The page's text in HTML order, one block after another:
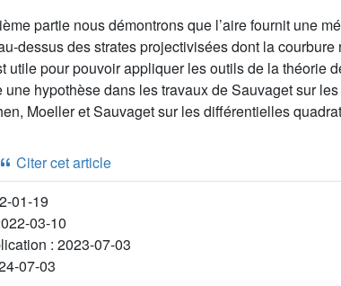
partie nous démontrons que l’aire fournit une
dessus des strates projectivisées dont la
utile pour pouvoir appliquer les outils de la théorie
une hypothèse dans les travaux de Sauvaget sur
Moeller et Sauvaget sur les différentielles
Citer cet article
01-19
03-10
: 2023-07-03
07-03